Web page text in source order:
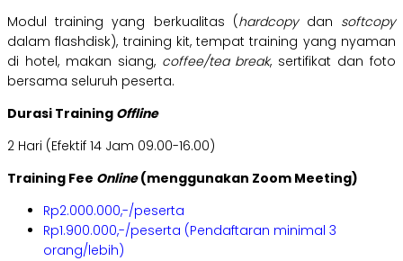
Modul training yang berkualitas (hardcopydan softcopy
dalam flashdisk), training kit, tempat training yang nyaman
di hotel, makan siang, coffee/tea break, sertifikat dan foto
bersama seluruh peserta.
Durasi Training Offline
2 Hari (Efektif 14 Jam 09.00-16.00)
Training Fee Online(menggunakan Zoom Meeting)
Rp2.000.000,-/peserta
Rp1.900.000,-/peserta (Pendaftaran minimal 3
orang/lebih)